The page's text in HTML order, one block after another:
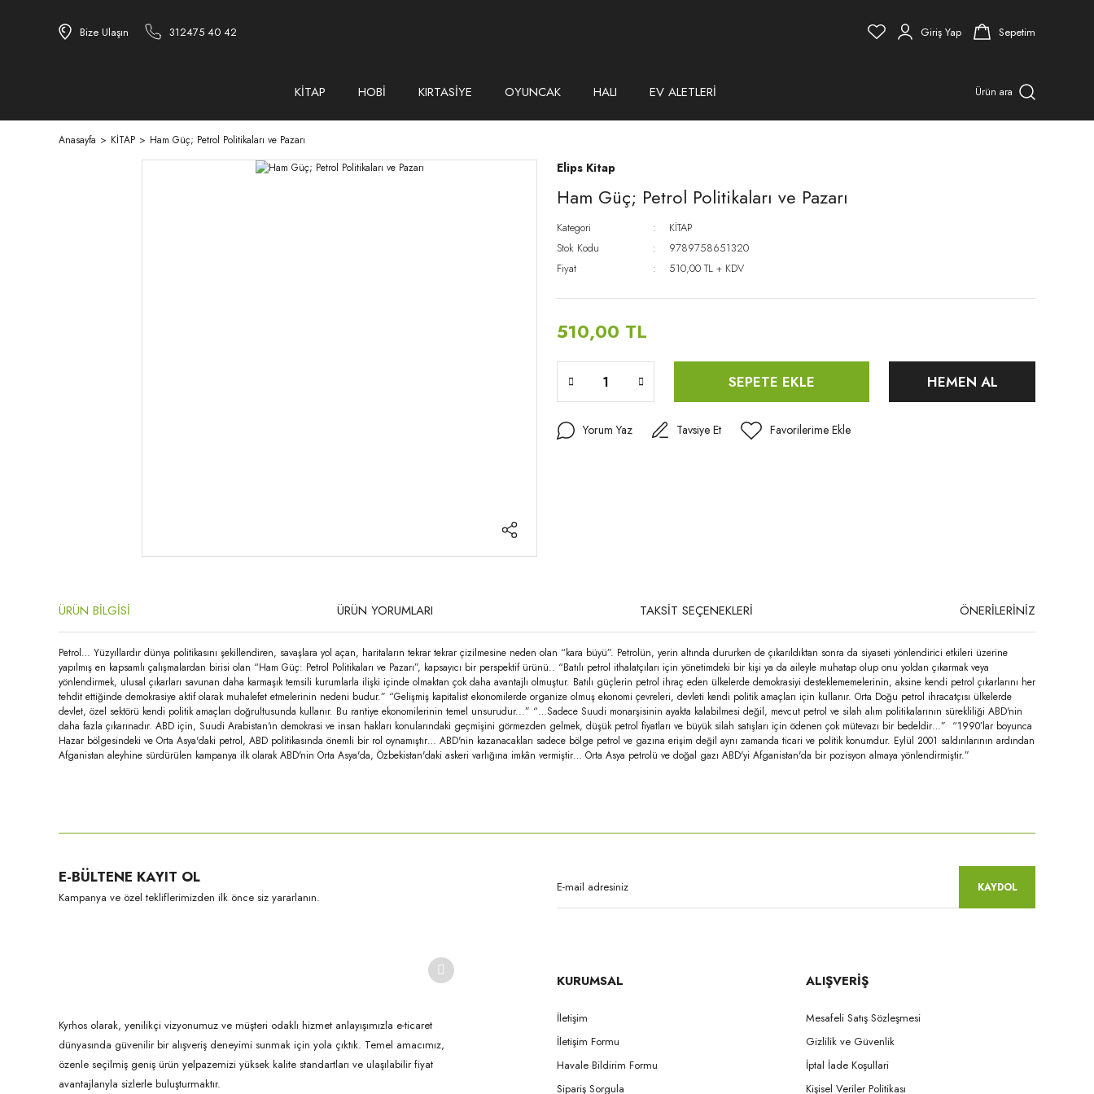
Bize Ulaşın 312475 40 42 Giriş Yap Sepetim
KİTAP HOBİ KIRTASİYE OYUNCAK HALI EV ALETLERİ Ürün ara
Anasayfa KİTAP Ham Güç; Petrol Politikaları ve Pazarı
Elips Kitap
Ham Güç; Petrol Politikaları ve Pazarı
Kategori
KİTAP
Stok Kodu
9789758651320
Fiyat
510,00 TL + KDV
510,00 TL
SEPETE EKLE HEMEN AL
Yorum Yaz Tavsiye Et
ÜRÜN BİLGİSİ ÜRÜN YORUMLARI TAKSİT SEÇENEKLERİ ÖNERİLERİNİZ
Petrol… Yüzyıllardır dünya politikasını şekillendiren, savaşlara yol açan, haritaların tekrar tekrar çizilmesine neden olan “kara büyü”. Petrolün, yerin altında dururken de çıkarıldıktan sonra da siyaseti yönlendirici etkileri üzerine
yapılmış en kapsamlı çalışmalardan birisi olan “Ham Güç: Petrol Politikaları ve Pazarı”, kapsayıcı bir perspektif ürünü.. “Batılı petrol ithalatçıları için yönetimdeki bir kişi ya da aileyle muhatap olup onu yoldan çıkarmak veya
yönlendirmek, ulusal çıkarları savunan daha karmaşık temsili kurumlarla ilişki içinde olmaktan çok daha avantajlı olmuştur. Batılı güçlerin petrol ihraç eden ülkelerde demokrasiyi desteklememelerinin, aksine kendi petrol çıkarlarını her
tehdit ettiğinde demokrasiye aktif olarak muhalefet etmelerinin nedeni budur.” “Gelişmiş kapitalist ekonomilerde organize olmuş ekonomi çevreleri, devleti kendi politik amaçları için kullanır. Orta Doğu petrol ihracatçısı ülkelerde
devlet, özel sektörü kendi politik amaçları doğrultusunda kullanır. Bu rantiye ekonomilerinin temel unsurudur...” “…Sadece Suudi monarşisinin ayakta kalabilmesi değil, mevcut petrol ve silah alım politikalarının sürekliliği ABD'nin
daha fazla çıkarınadır. ABD için, Suudi Arabistan'ın demokrasi ve insan hakları konularındaki geçmişini görmezden gelmek, düşük petrol fiyatları ve büyük silah satışları için ödenen çok mütevazı bir bedeldir…” “1990’lar boyunca
Hazar bölgesindeki ve Orta Asya'daki petrol, ABD politikasında önemli bir rol oynamıştır… ABD'nin kazanacakları sadece bölge petrol ve gazına erişim değil aynı zamanda ticari ve politik konumdur. Eylül 2001 saldırılarının ardından
Afganistan aleyhine sürdürülen kampanya ilk olarak ABD'nin Orta Asya'da, Özbekistan'daki askeri varlığına imkân vermiştir… Orta Asya petrolü ve doğal gazı ABD'yi Afganistan'da bir pozisyon almaya yönlendirmiştir.”
Ürün açıklamasında eksik bilgiler bulunuyor.
Ürün bilgilerinde hatalar bulunuyor.
E-BÜLTENE KAYIT OL
Kampanya ve özel tekliflerimizden ilk önce siz yararlanın.
KAYDOL
Kyrhos olarak, yenilikçi vizyonumuz ve müşteri odaklı hizmet anlayışımızla e-ticaret
dünyasında güvenilir bir alışveriş deneyimi sunmak için yola çıktık. Temel amacımız,
özenle seçilmiş geniş ürün yelpazemizi yüksek kalite standartları ve ulaşılabilir fiyat
avantajlarıyla sizlerle buluşturmaktır.
KURUMSAL
İletişim
İletişim Formu
Havale Bildirim Formu
Sipariş Sorgula
ALIŞVERİŞ
Mesafeli Satış Sözleşmesi
Gizlilik ve Güvenlik
İptal İade Koşullari
Kişisel Veriler Politikası